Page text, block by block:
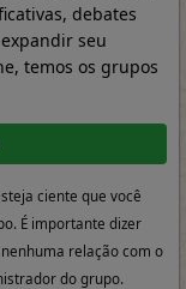
debates
seu
temos os grupos
ciente que você
É importante dizer
relação com o
do grupo.